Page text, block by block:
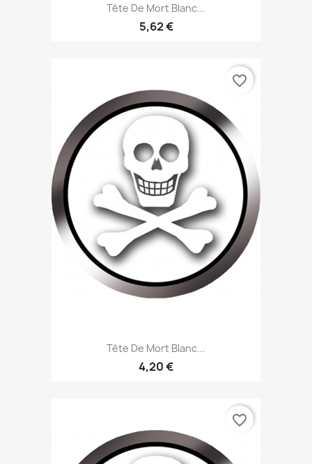
Tête De Mort Blanc...
5,62 €
Tête De Mort Blanc...
4,20 €
favorite_border
favorite_border